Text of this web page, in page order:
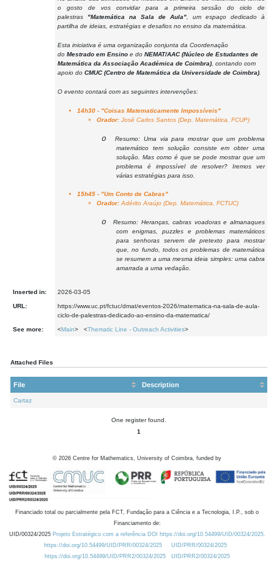
o gosto de vos convidar para a primeira sessão do ciclo de
palestras "Matemática na Sala de Aula" , um espaço dedicado à
partilha de ideias, estratégias e desafios no ensino da matemática.
Esta iniciativa é uma organização conjunta da Coordenação
do Mestrado em Ensino e do NEMAT/AAC (Núcleo de Estudantes de
Matemática da Associação Académica de Coimbra) , contando com
apoio do CMUC (Centro de Matemática da Universidade de Coimbra)
O evento contará com as seguintes intervenções:
14h30 - "Coisas Matematicamente Impossíveis"
Orador: José Carlos Santos (Dep. Matemática, FCUP)
o
Resumo: Uma via para mostrar que um problema
matemático tem solução consiste em obter uma
solução. Mas como é que se pode mostrar que um
problema é impossível de resolver? Iremos ver
várias estratégias para isso.
15h45 - "Um Conto de Cabras"
Orador: Adérito Araújo (Dep. Matemática, FCTUC)
o
Resumo: Heranças, cabras voadoras e almanaques
com enigmas, puzzles e problemas matemáticos
para senhoras servem de pretexto para mostrar
que, no fundo, todos os problemas de matemática
se resumem a uma mesma ideia simples: uma cabra
amarrada a uma vedação.
Inserted in: 2026-03-05
URL:
https://www.uc.pt/fctuc/dmat/eventos-2026/matematica-na-sala-de-aula-
ciclo-de-palestras-dedicado-ao-ensino-da-matematica/
See more: <Main> <Thematic Line - Outreach Activities>
Attached Files
File Description
Cartaz
One register found.
1
© 2026 Centre for Mathematics, University of Coimbra, funded by
Financiado total ou parcialmente pela FCT, Fundação para a Ciência e a Tecnologia, I.P., sob o
Financiamento de:
UID/00324/2025 Projeto Estratégico com a referência DOI https://doi.org/10.54499/UID/00324/2025.
https://doi.org/10.54499/UID/PRR/00324/2025
UID/PRR/00324/2025
https://doi.org/10.54499/UID/PRR2/00324/2025
UID/PRR2/00324/2025